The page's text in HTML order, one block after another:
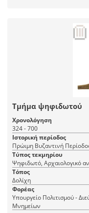
Τμήμα ψηφιδωτού
Χρονολόγηση
324 - 700
Ιστορική περίοδος
Πρώιμη Βυζαντινή
Τύπος τεκμηρίου
Ψηφιδωτό, Αρχαιολογικό
Τόπος
Δολίχη
Φορέας
Υπουργείο Πολιτισμού -
Μνημείων